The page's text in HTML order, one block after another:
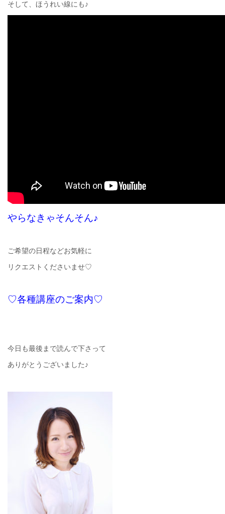
そして、ほうれい線にも♪
やらなきゃそんそん♪
ご希望の日程などお気軽に
リクエストくださいませ♡
♡各種講座のご案内♡
今日も最後まで読んで下さって
ありがとうございました♪